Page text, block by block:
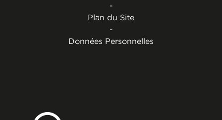
-
Plan du Site
-
Données Personnelles